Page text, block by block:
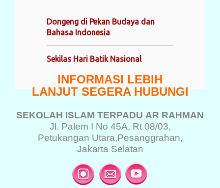
Dongeng di Pekan Budaya dan
Bahasa Indonesia
Sekilas Hari Batik Nasional
INFORMASI LEBIH
LANJUT SEGERA HUBUNGI
SEKOLAH ISLAM TERPADU AR RAHMAN
Jl. Palem I No 45A, Rt 08/03,
Petukangan Utara,Pesanggrahan,
Jakarta Selatan